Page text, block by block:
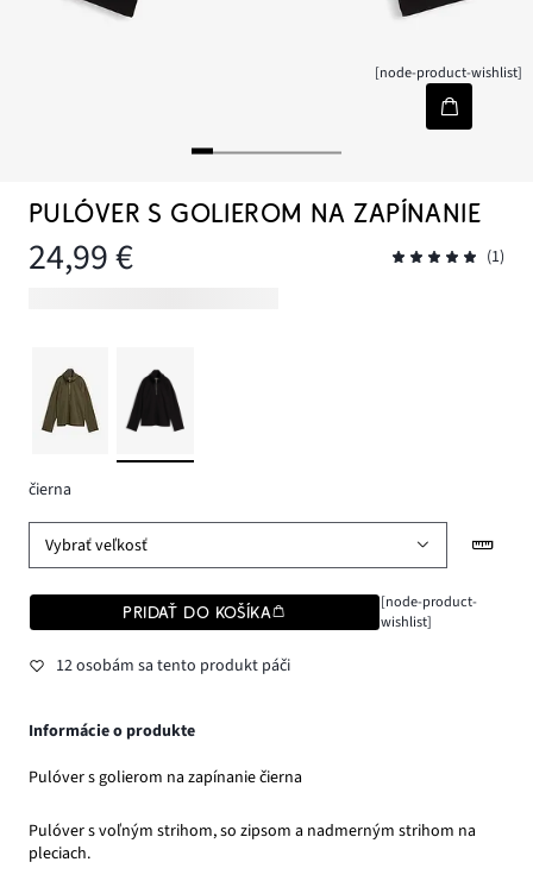
[node-product-wishlist]
PULÓVER S GOLIEROM NA ZAPÍNANIE
24,99 € (1)
čierna
Vybrať veľkosť
PRIDAŤ DO KOŠÍKA
[node-product-
wishlist]
12 osobám sa tento produkt páči
Informácie o produkte
Pulóver s golierom na zapínanie čierna
Pulóver s voľným strihom, so zipsom a nadmerným strihom na
pleciach.